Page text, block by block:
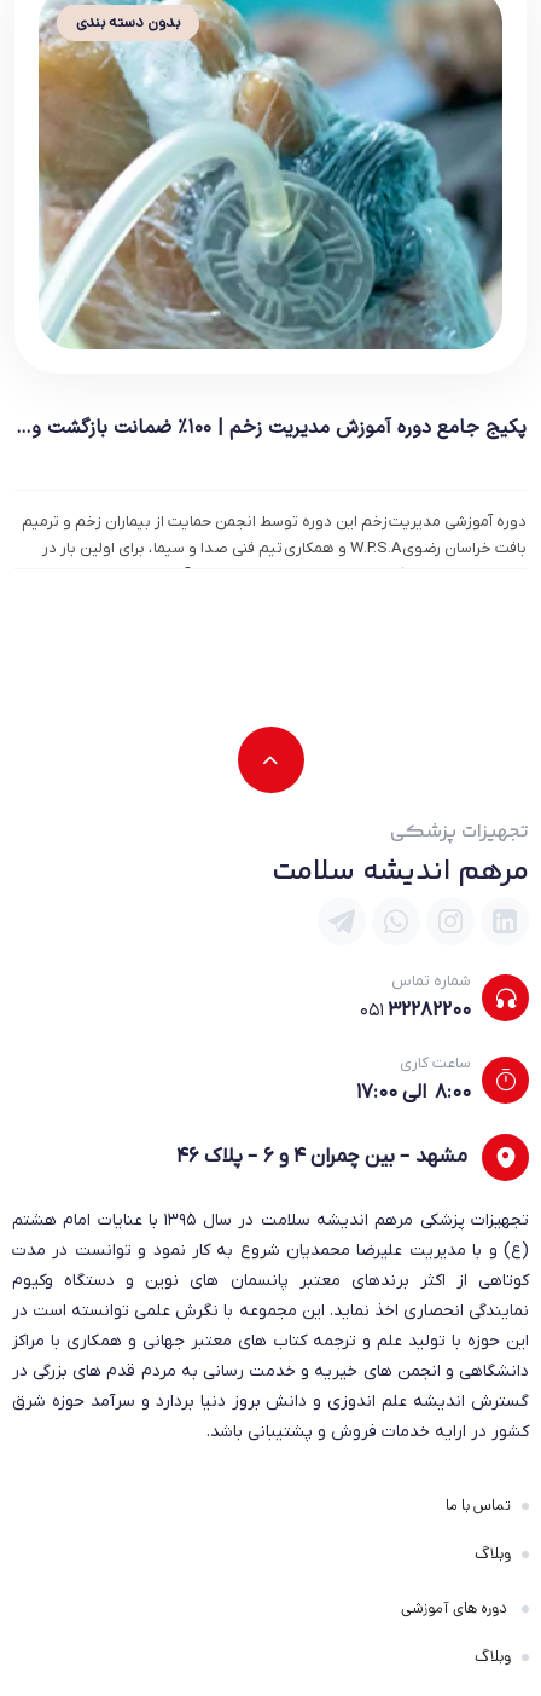
بدون دسته بندی
پکیج جامع دوره آموزش مدیریت زخم | ۱۰۰% ضمانت بازگشت وجه
دوره آموزشی مدیریت زخم این دوره توسط انجمن حمایت از بیماران زخم و ترمیم
بافت خراسان رضوی W.P.S.A و همکاری تیم فنی صدا و سیما ، برای اولین بار در
ایران تهیه و تولید گردیده است . بخش هایی از دوره آموزشی
تجهیزات پزشکی
مرهم اندیشه سلامت
شماره تماس
051 ۳۲۲۸۲۲۰۰
ساعت کاری
8:۰۰ الی 17:۰۰
مشهد – بین چمران ۴ و ۶ – پلاک ۴۶
تجهیزات پزشکی مرهم اندیشه سلامت در سال ۱۳۹۵ با عنایات امام هشتم
(ع) و با مدیریت علیرضا محمدیان شروع به کار نمود و توانست در مدت
کوتاهی از اکثر برندهای معتبر پانسمان های نوین و دستگاه وکیوم
نمایندگی انحصاری اخذ نماید. این مجموعه با نگرش علمی توانسته است در
این حوزه با تولید علم و ترجمه کتاب های معتبر جهانی و همکاری با مراکز
دانشگاهی و انجمن های خیریه و خدمت رسانی به مردم قدم های بزرگی در
گسترش اندیشه علم اندوزی و دانش بروز دنیا بردارد و سرآمد حوزه شرق
کشور در ارایه خدمات فروش و پشتیبانی باشد.
تماس با ما
وبلاگ
دوره های آموزشی
وبلاگ